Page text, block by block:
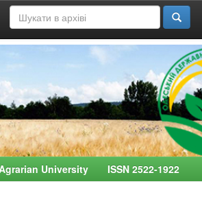
University ISSN 2522-1922